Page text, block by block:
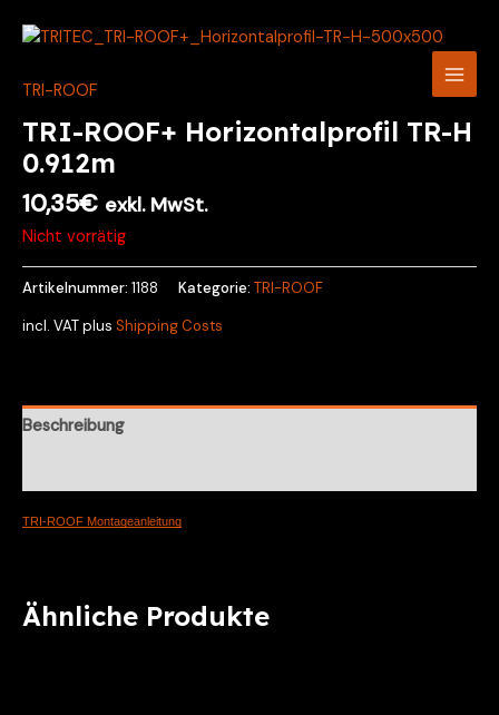
Inhalt
TRI-ROOF
TRI-ROOF+ Horizontalprofil TR-H
0.912m
10,35€ exkl. MwSt.
Nicht vorrätig
Artikelnummer: 1188 Kategorie: TRI-ROOF
incl. VATplus Shipping Costs
Beschreibung
TRI-ROOF Montageanleitung
Ähnliche Produkte